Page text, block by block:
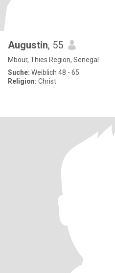
Augustin, 55
Mbour, Thies Region, Senegal
Suche: Weiblich 48 - 65
Religion: Christ